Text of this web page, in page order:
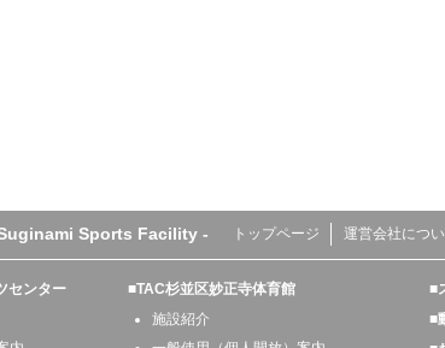
Sports Facility - トップページ 運営会社につ
センター
■TAC杉並区妙正寺体育館
施設紹介
■
■